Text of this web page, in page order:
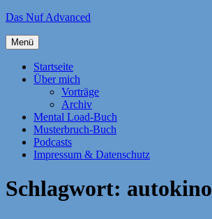
Zum
springen
Das Nuf Advanced
Menü
Startseite
Über mich
Vorträge
Archiv
Mental Load-Buch
Musterbruch-Buch
Podcasts
Impressum & Datenschutz
Schlagwort: autokino